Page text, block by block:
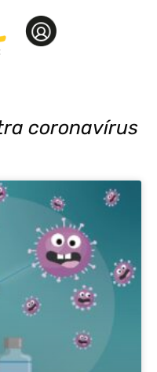
coronavírus